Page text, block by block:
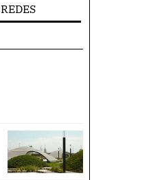
REDES